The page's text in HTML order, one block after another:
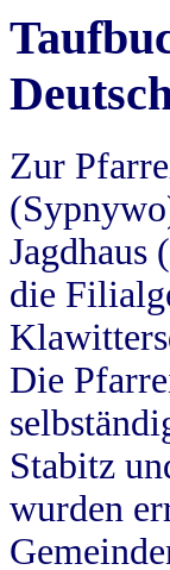
Zur
Jagdhaus
die
Die
Stabitz
wurden